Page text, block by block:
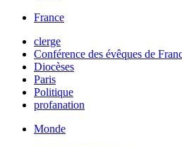
France
clerge
Conférence des évêques de
Diocèses
Paris
Politique
profanation
Monde